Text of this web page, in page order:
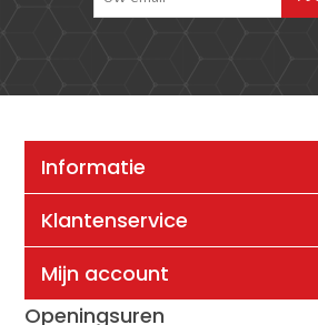
Informatie
Klantenservice
Mijn account
Openingsuren